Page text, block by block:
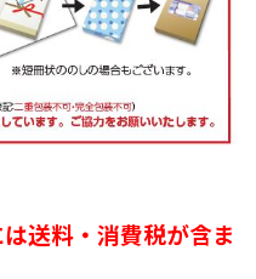
送料・消費税が含ま